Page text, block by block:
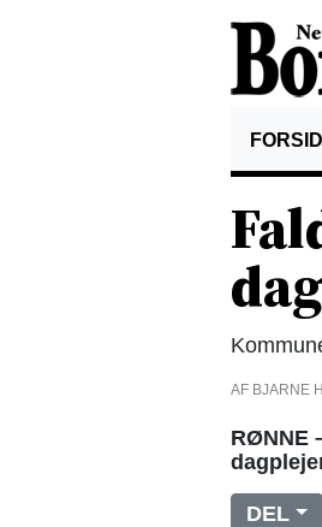
AF BJARNE
RØNNE
DEL